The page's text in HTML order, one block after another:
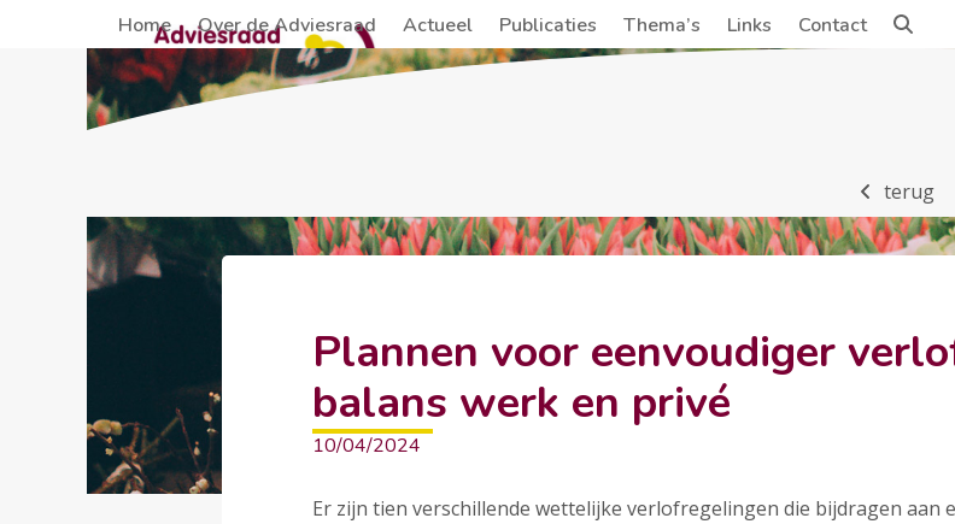
Home Over de Adviesraad Actueel Publicaties Thema’s Links Contact
terug
Plannen voor eenvoudiger
balans werk en privé
10/04/2024
Er zijn tien verschillende wettelijke verlofregelingen die bijdragen